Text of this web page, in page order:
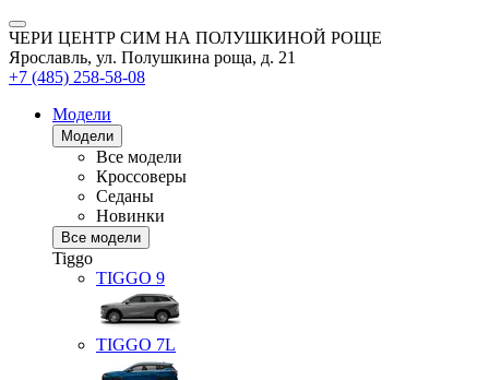
ЧЕРИ ЦЕНТР СИМ НА ПОЛУШКИНОЙ РОЩЕ
Ярославль, ул. Полушкина роща, д. 21
+7 (485) 258-58-08
Модели
Модели
Все модели
Кроссоверы
Седаны
Новинки
Все модели
Tiggo
TIGGO 9
TIGGO 7L